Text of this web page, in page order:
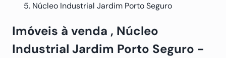
Núcleo Industrial Jardim Porto Seguro
Imóveis à venda , Núcleo
Industrial Jardim Porto Seguro -